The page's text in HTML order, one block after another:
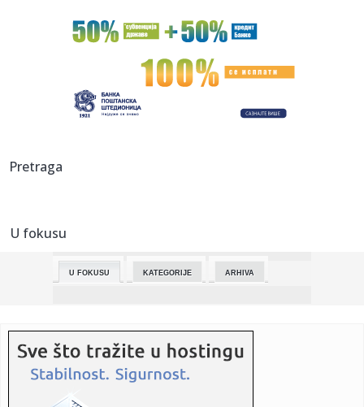
00:33:Audi Q9: Prvi pogled u unutrašnjost
Tramp odbio iranski predlog, berze odmah potonule!
00:23:Mark Markes sa longetom
pregovorima i...
23:52:
23:52:
NBA SVET U ŠOKU: Milvoki spreman da pusti Janisa,
23:48:Ove navike uništavaju bubrege i bešiku
Pretraga
U fokusu
U FOKUSU KATEGORIJE ARHIVA